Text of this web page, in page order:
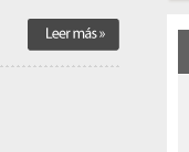
Web
Toolkit